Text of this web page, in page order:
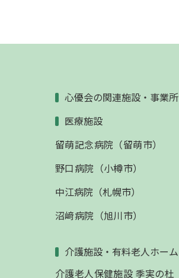
心優会の関連施設・事業所
医療施設
留萌記念病院（留萌市）
野口病院（小樽市）
中江病院（札幌市）
沼﨑病院（旭川市）
介護施設・有料老人ホーム
介護老人保健施設 季実の杜